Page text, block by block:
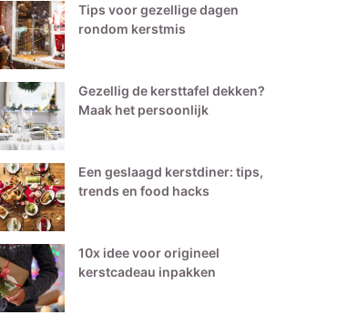
Tips voor gezellige dagen
rondom kerstmis
Gezellig de kersttafel dekken?
Maak het persoonlijk
Een geslaagd kerstdiner: tips,
trends en food hacks
10x idee voor origineel
kerstcadeau inpakken